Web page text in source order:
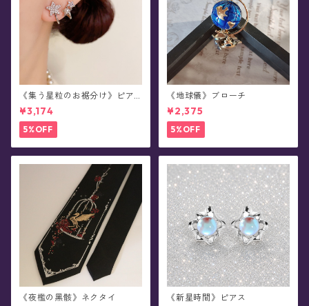
《集う星粒のお裾分け》ピア
ス
¥3,174
5%OFF
《地球儀》ブローチ
¥2,375
5%OFF
《夜檻の黑骸》ネクタイ 《新星時間》ピアス